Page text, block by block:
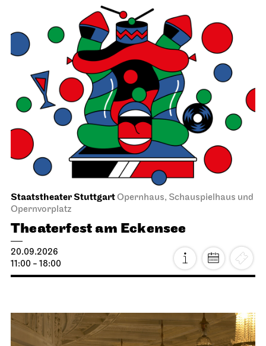
Staatstheater StuttgartOpernhaus, Schauspielhaus und
Opernvorplatz
Theaterfest am Eckensee
20.09.2026
11:00 - 18:00